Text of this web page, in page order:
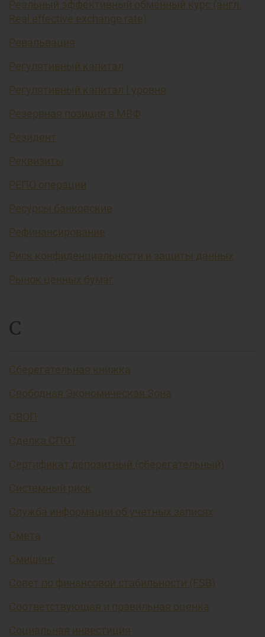
Реальный эффективный обменный курс (англ.
Real effective exchange rate)
Ревальвация
Регулятивный капитал
Регулятивный капитал I уровня
Резервная позиция в МВФ
Резидент
Реквизиты
РЕПО операции
Ресурсы банковские
Рефинансирование
Риск конфиденциальности и защиты данных
Рынок ценных бумаг
С
Сберегательная книжка
Свободная Экономическая Зона
СВОП
Сделка СПОТ
Сертификат депозитный (сберегательный)
Системный риск
Служба информации об учетных записях
Смета
Смишинг
Совет по финансовой стабильности (FSB)
Соответствующая и правильная оценка
Социальная инвестиция